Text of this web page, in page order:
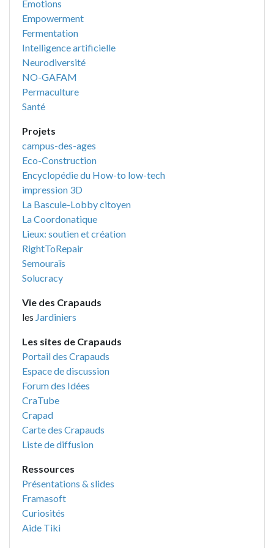
Emotions
Empowerment
Fermentation
Intelligence artificielle
Neurodiversité
NO-GAFAM
Permaculture
Santé
Projets
campus-des-ages
Eco-Construction
Encyclopédie du How-to low-tech
impression 3D
La Bascule-Lobby citoyen
La Coordonatique
Lieux: soutien et création
RightToRepair
Semouraïs
Solucracy
Vie des Crapauds
les Jardiniers
Les sites de Crapauds
Portail des Crapauds
Espace de discussion
Forum des Idées
CraTube
Crapad
Carte des Crapauds
Liste de diffusion
Ressources
Présentations & slides
Framasoft
Curiosités
Aide Tiki